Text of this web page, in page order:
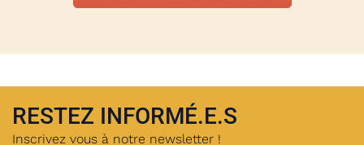
RESTEZ INFORMÉ.E.S
Inscrivez vous à notre newsletter !